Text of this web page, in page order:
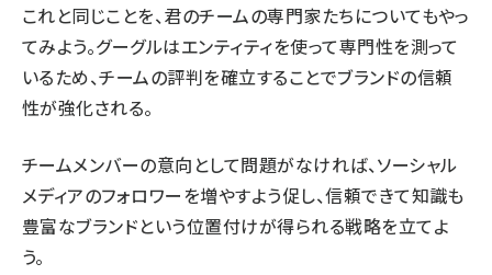
これと同じことを、君のチームの専門家たちについてもやっ
てみよう。グーグルはエンティティを使って専門性を測って
いるため、チームの評判を確立することでブランドの信頼
性が強化される。
チームメンバーの意向として問題がなければ、ソーシャル
メディアのフォロワーを増やすよう促し、信頼できて知識も
豊富なブランドという位置付けが得られる戦略を立てよ
う。